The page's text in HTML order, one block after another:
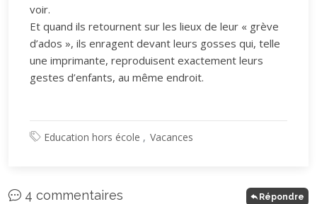
voir.
Et quand ils retournent sur les lieux de leur « grève
d’ados », ils enragent devant leurs gosses qui, telle
une imprimante, reproduisent exactement leurs
gestes d’enfants, au même endroit.
Education hors école Vacances
4 commentaires Répondre